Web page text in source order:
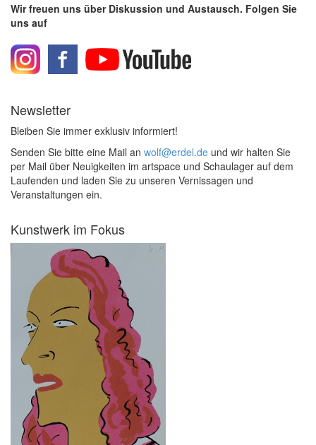
Wir freuen uns über Diskussion und Austausch. Folgen Sie
uns auf
Newsletter
Bleiben Sie immer exklusiv informiert!
Senden Sie bitte eine Mail an wolf@erdel.de und wir halten Sie
per Mail über Neuigkeiten im artspace und Schaulager auf dem
Laufenden und laden Sie zu unseren Vernissagen und
Veranstaltungen ein.
Kunstwerk im Fokus